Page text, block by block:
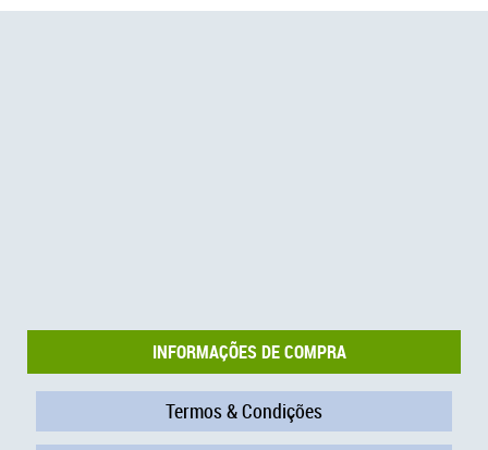
INFORMAÇÕES DE COMPRA
Termos & Condições